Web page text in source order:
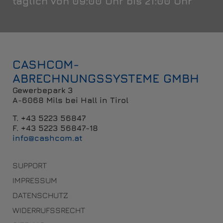
CASHCOM-
ABRECHNUNGSSYSTEME GMBH
Gewerbepark 3
A-6068 Mils bei Hall in Tirol
T. +43 5223 56847
F. +43 5223 56847-18
info@cashcom.at
SUPPORT
IMPRESSUM
DATENSCHUTZ
WIDERRUFSSRECHT